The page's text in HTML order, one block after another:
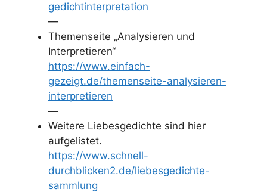
gedichtinterpretation
—
Themenseite „Analysieren und
Interpretieren“
https://www.einfach-
gezeigt.de/themenseite-analysieren-
interpretieren
—
Weitere Liebesgedichte sind hier
aufgelistet.
https://www.schnell-
durchblicken2.de/liebesgedichte-
sammlung